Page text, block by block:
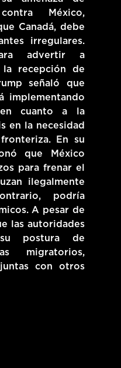
México,
Canadá, debe
irregulares.
advertir a
la recepción de
señaló que
implementando
cuanto a la
en la necesidad
En su
que México
para frenar el
ilegalmente
podría
A pesar de
las autoridades
su postura de
migratorios,
con otros